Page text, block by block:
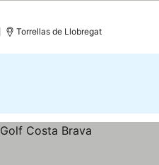
Torrellas de Llobregat